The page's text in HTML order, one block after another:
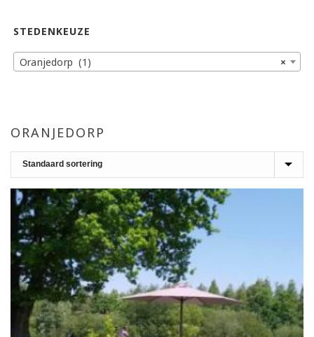
ORANJEDORP
STEDENKEUZE
×
Oranjedorp (1)